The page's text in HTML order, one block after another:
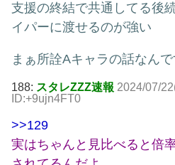
支援の終結で共通してる後
イパーに渡せるのが強い
まぁ所詮Aキャラの話なん
188: スタレZZZ速報 2024/07/
ID:+9ujn4FT0
>>129
実はちゃんと見比べると倍